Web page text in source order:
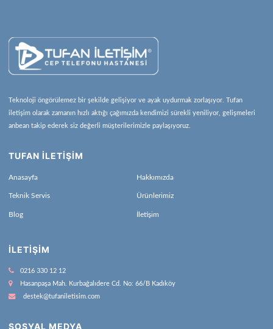
Teknoloji öngörülemez bir şekilde gelişiyor ve ayak uydurmak zorlaşıyor. Tufan
iletişim olarak zamanın hızlı aktığı çağımızda kendimizi sürekli yeniliyor, gelişmeleri
anbean takip ederek siz değerli müşterilerimizle paylaşıyoruz.
TUFAN İLETİŞİM
Anasayfa Hakkımızda
Teknik Servis Ürünlerimiz
Blog İletişim
İLETIŞIM
0216 330 12 12
Hasanpaşa Mah. Kurbağalıdere Cd. No: 66/B Kadıköy
destek@tufaniletisim.com
SOSYAL MEDYA